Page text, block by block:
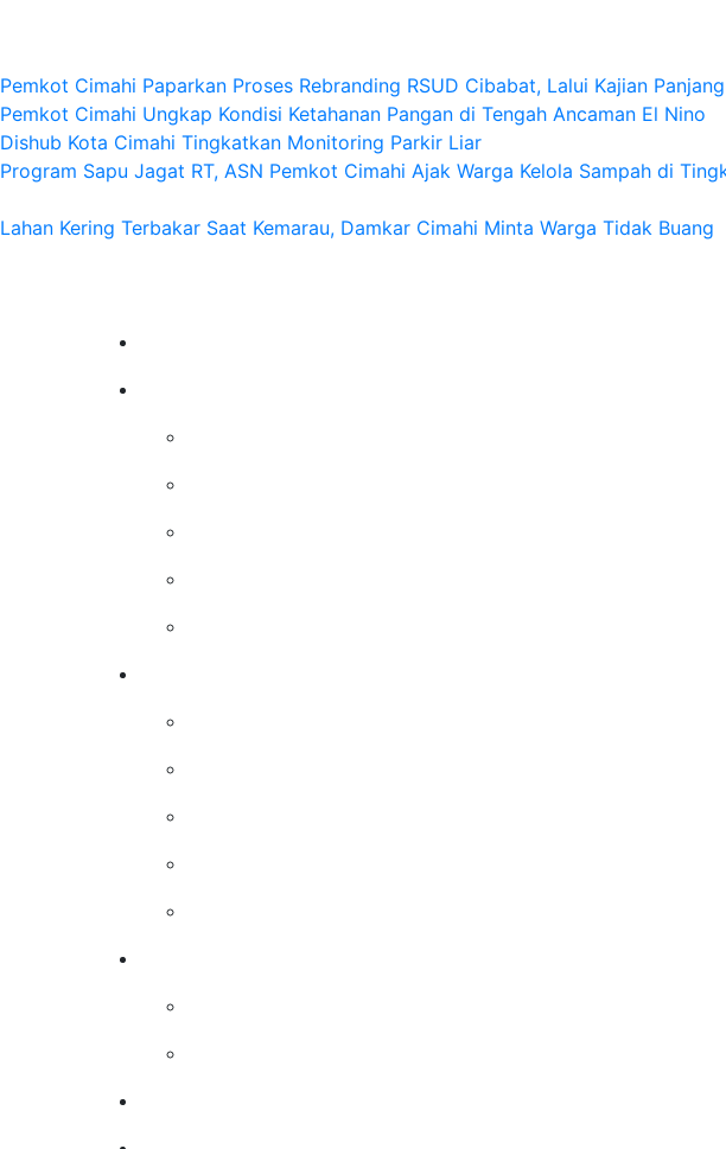
Pemkot Cimahi Paparkan Proses Rebranding RSUD Cibabat, Lalui Kajian
Pemkot Cimahi Ungkap Kondisi Ketahanan Pangan di Tengah Ancaman El Nino
Dishub Kota Cimahi Tingkatkan Monitoring Parkir Liar
Program Sapu Jagat RT, ASN Pemkot Cimahi Ajak Warga Kelola Sampah di
Lahan Kering Terbakar Saat Kemarau, Damkar Cimahi Minta Warga Tidak Buang